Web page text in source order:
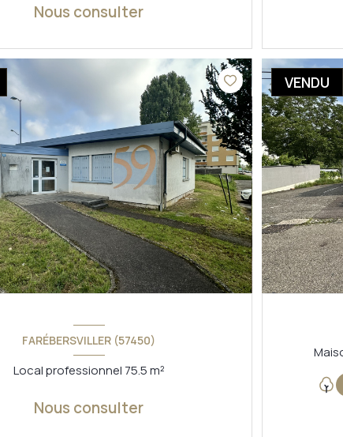
Nous consulter
VOIR LE BIEN
FARÉBERSVILLER (57450)
Local professionnel 75.5 m²
Nous consulter
VENDU